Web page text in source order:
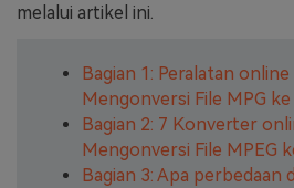
melalui artikel ini.
Bagian 1: Peralatan
Mengonversi File MPG ke
Bagian 2: 7 Konverter
Mengonversi File MPEG
Bagian 3: Apa perbedaan